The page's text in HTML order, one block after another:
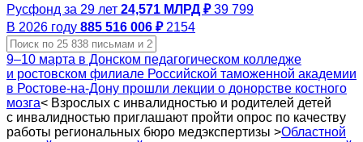
Русфонд за 29 лет 24,571 МЛРД ₽ 39 799
В 2026 году 885 516 006 ₽ 2154
9–10 марта в Донском педагогическом колледже
и ростовском филиале Российской таможенной академии
в Ростове-на-Дону прошли лекции о донорстве костного
мозга< Взрослых с инвалидностью и родителей детей
с инвалидностью приглашают пройти опрос по качеству
работы региональных бюро медэкспертизы >Областной